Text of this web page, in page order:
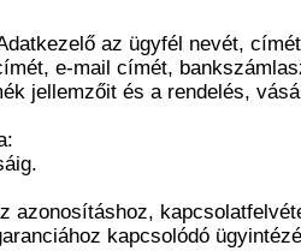
az ügyfél nevét,
e-mail címét,
jellemzőit és a rendelés,
azonosításhoz,
kapcsolódó